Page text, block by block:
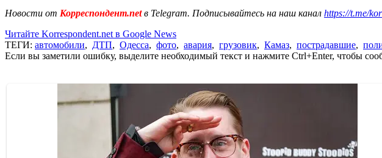
Новости от Корреспондент.netв Telegram. Подписывайтесь на наш канал https://t.me/
Читайте Korrespondent.net в Google News
ТЕГИ: автомобили, ДТП, Одесса, фото, авария, грузовик, Камаз, пострадавшие,
Если вы заметили ошибку, выделите необходимый текст и нажмите Ctrl+Enter, чтобы